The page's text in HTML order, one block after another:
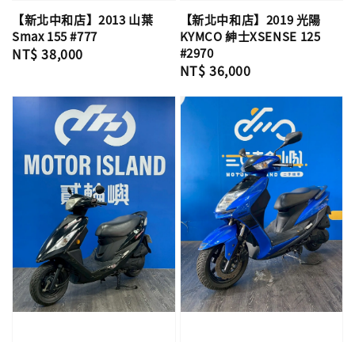
【新北中和店】2013 山葉
Smax 155 #777
Regular
NT$ 38,000
【新北中和店】2019 光陽
KYMCO 紳士XSENSE 125
#2970
Regular
NT$ 36,000